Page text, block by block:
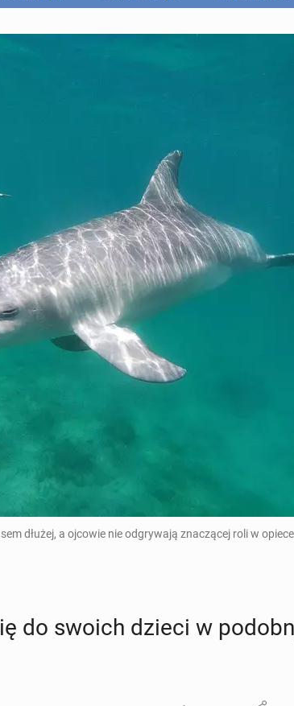
dłużej, a ojcowie nie odgrywają znaczącej roli w
do swoich dzieci w